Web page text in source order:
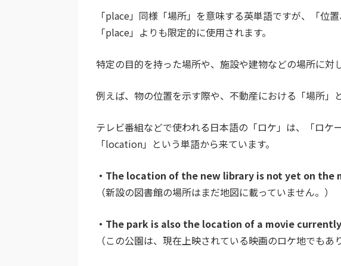
「place」同様「場所」を意味する英単語ですが、「位
「place」よりも限定的に使用されます。
特定の目的を持った場所や、施設や建物などの場所に対
例えば、物の位置を示す際や、不動産における「場所」
テレビ番組などで使われる日本語の「ロケ」は、
「ロ
「location」という単語から来ています。
・The location of the new library is not yet on the
（新設の図書館の場所はまだ地図に載っていません。）
・The park is also the location of a movie
（この公園は、現在上映されている映画のロケ地でもあ